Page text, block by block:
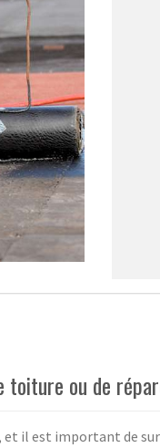
toiture ou de
et il est important de